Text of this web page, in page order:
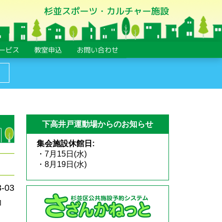
杉並スポーツ・カルチャー施設
03
下高井戸運動場からのお知らせ
集会施設休館日:
・7月15日(水)
・8月19日(水)
ビス 教室申込 お問い合わせ